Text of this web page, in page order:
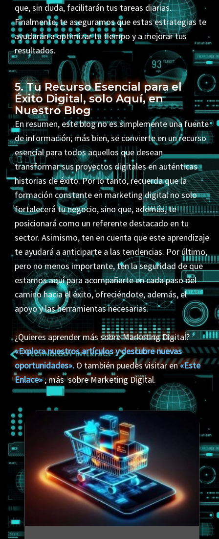
que, sin duda, facilitarán tus tareas diarias.
Finalmente, te aseguramos que estas estrategias te
ayudarán a optimizar tu tiempo y a mejorar tus
resultados.
5. Tu Recurso Esencial para el
Éxito Digital, solo Aquí, en
Nuestro Blog
En resumen, este blog no es simplemente una fuente
de información; más bien, se convierte en un recurso
esencial para todos aquellos que desean
transformar sus proyectos digitales en auténticas
historias de éxito. Por lo tanto, recuerda que la
formación constante en marketing digital no solo
fortalecerá tu negocio, sino que, además, te
posicionará como un referente destacado en tu
sector. Asimismo, ten en cuenta que este aprendizaje
te ayudará a anticiparte a las tendencias. Por último,
pero no menos importante, ten la seguridad de que
estamos aquí para acompañarte en cada paso del
camino hacia el éxito, ofreciéndote, además, el
apoyo y las herramientas necesarias.
¿Quieres aprender más sobre Marketing Digital?
«Explora nuestros artículos y descubre nuevas
oportunidades».O también puedes visitar en«Este
Enlace», más sobre Marketing Digital.